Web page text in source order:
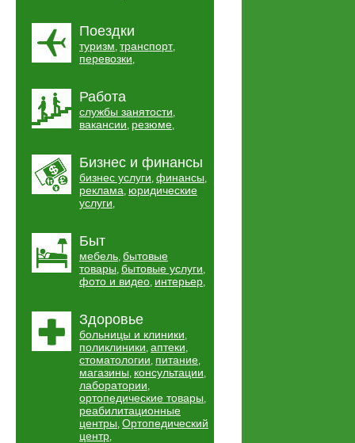
Поездки
туризм, транспорт,
перевозки,
Работа
службы занятости,
вакансии, резюме,
Бизнес и финансы
бизнес услуги, финансы,
реклама, юридические
услуги,
Быт
мебель, бытовые
товары, бытовые услуги,
фото и видео, интерьер,
Здоровье
больницы и клиники,
поликлиники, аптеки,
стоматологии, питание,
магазины, консультации,
лаборатории,
ортопедические товары,
реабилитационные
центры, Ортопедический
центр,